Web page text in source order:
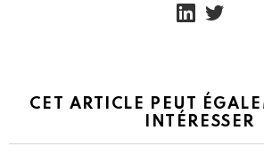
CET ARTICLE PEUT
INTÉRESSER